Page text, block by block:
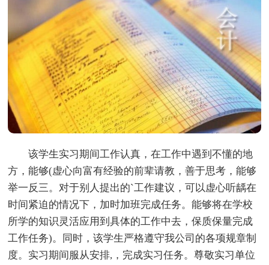
该学生实习期间工作认真，在工作中遇到不懂的地
方，能够(虚心向富有经验的前辈请教，善于思考，能够
举一反三。对于别人提出的`工作建议，可以虚心听龋在
时间紧迫的情况下，加时加班完成任务。能够将在学校
所学的知识灵活应用到具体的工作中去，保质保量完成
工作任务)。同时，该学生严格遵守我公司的各项规章制
度。实习期间服从安排,，完成实习任务。尊敬实习单位